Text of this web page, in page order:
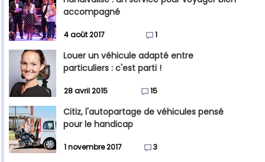
accompagné
4 août 2017 1
Louer un véhicule adapté entre
particuliers : c'est parti !
28 avril 2015 15
Citiz, l'autopartage de véhicules pensé
pour le handicap
1 novembre 2017 3